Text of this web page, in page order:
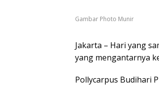
Gambar Photo Munir
Jakarta – Hari yang
yang mengantarnya
Pollycarpus Budihari